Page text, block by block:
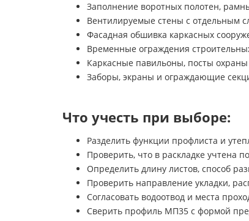
Заполнение воротных полотен,
Вентилируемые стены с отдельным
Фасадная обшивка каркасных
Временные ограждения
Каркасные павильоны, посты
Заборы, экраны и ограждающие
Что учесть при выборе:
Разделить функции профлиста и
Проверить, что в раскладке учтена
Определить длину листов, способ
Проверить направление укладки,
Согласовать водоотвод и места
Сверить профиль МП35 с формой